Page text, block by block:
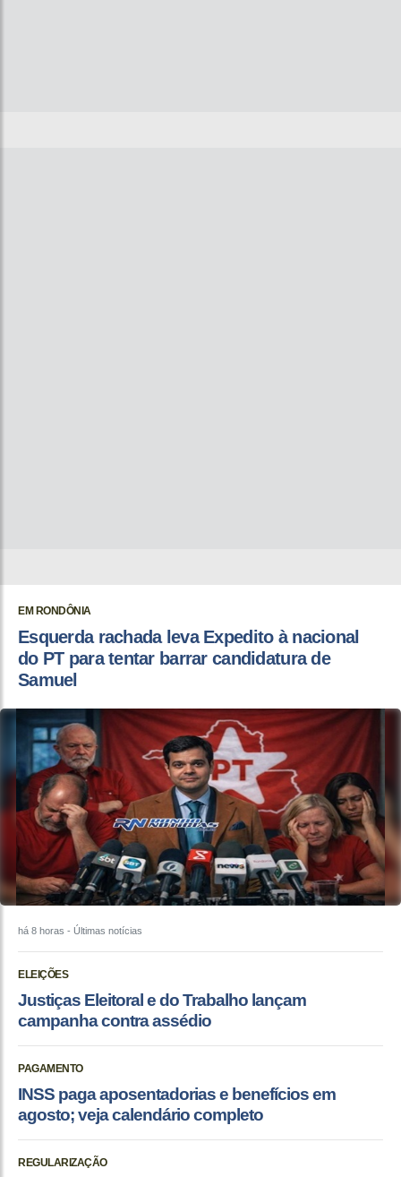
EM RONDÔNIA
Esquerda rachada leva Expedito à nacional
do PT para tentar barrar candidatura de
Samuel
há 8 horas - Últimas notícias
ELEIÇÕES
Justiças Eleitoral e do Trabalho lançam
campanha contra assédio
PAGAMENTO
INSS paga aposentadorias e benefícios em
agosto; veja calendário completo
REGULARIZAÇÃO